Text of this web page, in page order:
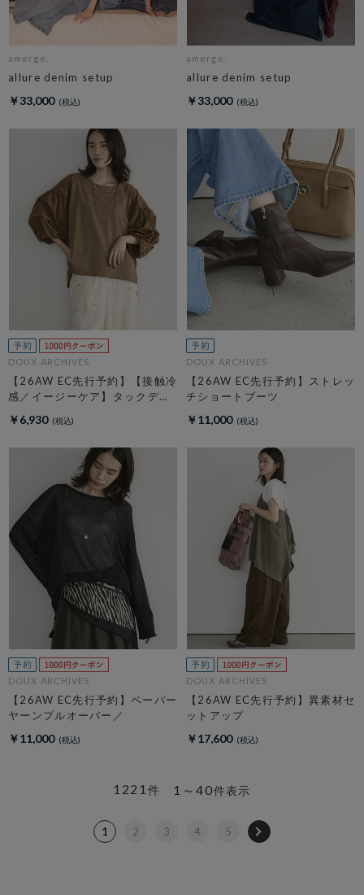
amerge.
allure denim setup
￥33,000
amerge.
allure denim setup
￥33,000
DOUX ARCHIVES
【26AW EC先行予約】【接触冷
感／イージーケア】タックデザ
￥6,930
DOUX ARCHIVES
【26AW EC先行予約】ストレッ
チショートブーツ
￥11,000
DOUX ARCHIVES
【26AW EC先行予約】ペーパー
ヤーンプルオーバー／
￥11,000
DOUX ARCHIVES
【26AW EC先行予約】異素材セ
ットアップ
￥17,600
1～40件表示
1221 件
1 2 3 4 5